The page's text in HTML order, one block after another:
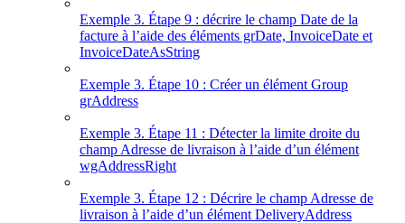
Exemple 3. Étape 9 : décrire le champ Date de la
facture à l’aide des éléments grDate, InvoiceDate et
InvoiceDateAsString
Exemple 3. Étape 10 : Créer un élément Group
grAddress
Exemple 3. Étape 11 : Détecter la limite droite du
champ Adresse de livraison à l’aide d’un élément
wgAddressRight
Exemple 3. Étape 12 : Décrire le champ Adresse de
livraison à l’aide d’un élément DeliveryAddress